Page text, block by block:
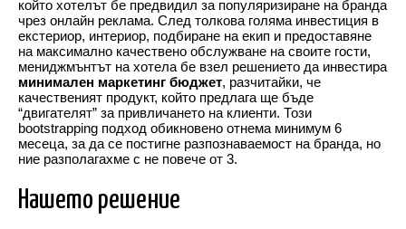
който хотелът бе предвидил за популяризиране на бранда
чрез онлайн реклама. След толкова голяма инвестиция в
екстериор, интериор, подбиране на екип и предоставяне
на максимално качествено обслужване на своите гости,
мениджмънтът на хотела бе взел решението да инвестира
минимален маркетинг бюджет, разчитайки, че
качественият продукт, който предлага ще бъде
“двигателят” за привличането на клиенти. Този
bootstrapping подход обикновено отнема минимум 6
месеца, за да се постигне разпознаваемост на бранда, но
ние разполагахме с не повече от 3.
Нашето решение